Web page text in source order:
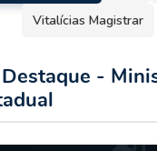
Vitalícias Magistrar
-